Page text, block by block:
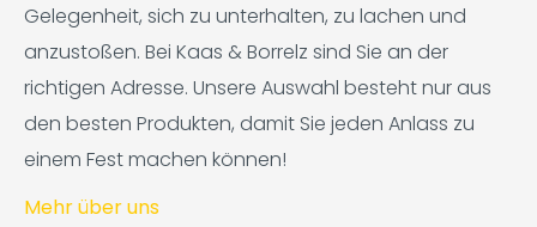
Gelegenheit, sich zu unterhalten, zu lachen und
anzustoßen. Bei Kaas & Borrelz sind Sie an der
richtigen Adresse. Unsere Auswahl besteht nur aus
den besten Produkten, damit Sie jeden Anlass zu
einem Fest machen können!
Mehr über uns